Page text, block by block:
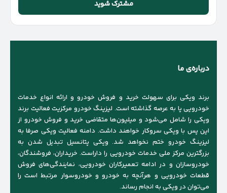
وارد
کنید
درباره‌ی ما
برند ویکی برای سهولت خرید و فروش خودرو و ارائه انواع خدمات
خودرویی پا به عرصه گذاشته است. لیزینگ خودرو مرکزیت فعالیت برند
ویکی را شامل می‌شود و میلیون‌ها متقاضی خرید و فروش خودرو از
این پس با ویکی سروکار خواهند داشت. دامنه فعالیت ویکی صرفا به
لیزینگ خودرو ختم نخواهد شد. ویکی پتانسیل تبدیل شدن به
بزرگترین مرکز ملی خدمات خودرویی را داراست. خریداران، فروشندگان،
خودروسازان و در ادامه تعمیرکاران خودرویی، نمایندگی‌های فروش
قطعات خودرویی و هرآنچه به خودرو و خودروسوار مرتبط است را
می‌توان در ویکی به انجام رساند.